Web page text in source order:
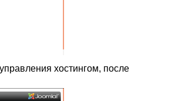
хостингом, после